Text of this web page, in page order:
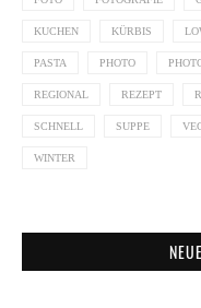
KUCHEN KÜRBIS
PASTA PHOTO
REGIONAL REZEPT
SCHNELL SUPPE
WINTER